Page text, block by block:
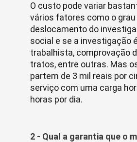
O custo pode variar
vários fatores como o grau
deslocamento do
social e se a investigação
trabalhista, comprovação
tratos, entre outras. Mas
partem de 3 mil reais por
serviço com uma carga
horas por dia.
2 - Qual a garantia que o